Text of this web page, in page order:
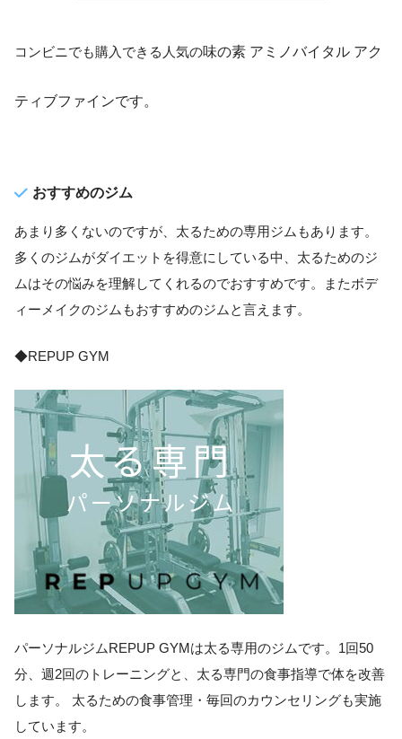
コンビニでも購入できる人気の味の素 アミノバイタル アク
ティブファインです。
おすすめのジム
あまり多くないのですが、太るための専用ジムもあります。
多くのジムがダイエットを得意にしている中、太るためのジ
ムはその悩みを理解してくれるのでおすすめです。またボデ
ィーメイクのジムもおすすめのジムと言えます。
◆REPUP GYM
パーソナルジムREPUP GYMは太る専用のジムです。 1回50
分、週2回のトレーニングと、 太る専門の食事指導で体を改善
します。 太るための食事管理・毎回のカウンセリングも実施
しています。